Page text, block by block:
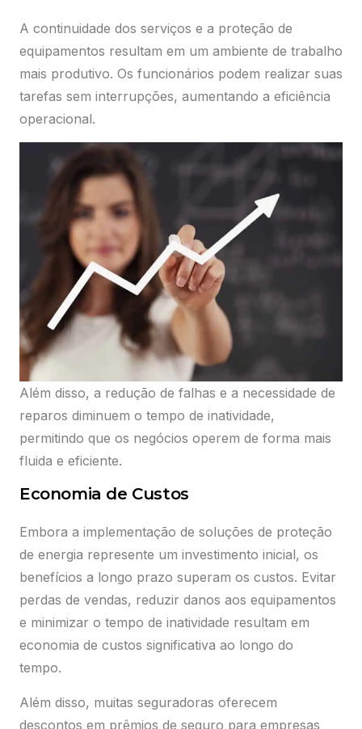
A continuidade dos serviços e a proteção de
equipamentos resultam em um ambiente de trabalho
mais produtivo. Os funcionários podem realizar suas
tarefas sem interrupções, aumentando a eficiência
operacional.
Além disso, a redução de falhas e a necessidade de
reparos diminuem o tempo de inatividade,
permitindo que os negócios operem de forma mais
fluida e eficiente.
Economia de Custos
Embora a implementação de soluções de proteção
de energia represente um investimento inicial, os
benefícios a longo prazo superam os custos. Evitar
perdas de vendas, reduzir danos aos equipamentos
e minimizar o tempo de inatividade resultam em
economia de custos significativa ao longo do
tempo.
Além disso, muitas seguradoras oferecem
descontos em prêmios de seguro para empresas